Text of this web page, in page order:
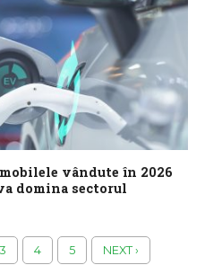
vândute în 2026
domina sectorul
3 4 5 NEXT ›